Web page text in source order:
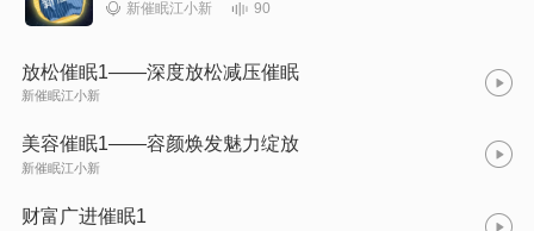
新催眠江小新 90
放松催眠1——深度放松减压催眠
新催眠江小新
美容催眠1——容颜焕发魅力绽放
新催眠江小新
财富广进催眠1